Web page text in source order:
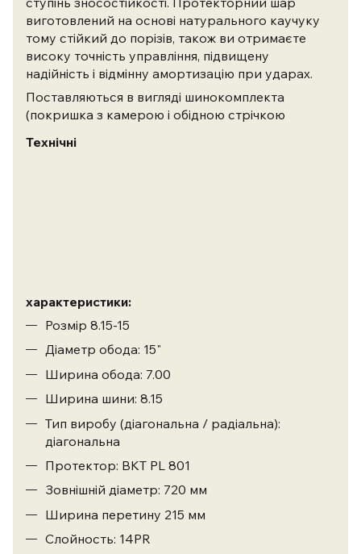
виготовлений на основі натурального каучуку
тому стійкий до порізів, також ви отримаєте
високу точність управління, підвищену
надійність і відмінну амортизацію при ударах.
Поставляються в вигляді шинокомплекта
(покришка з камерою і обідною стрічкою
Технічні
характеристики:
Розмір 8.15-15
Діаметр обода: 15"
Ширина обода: 7.00
Ширина шини: 8.15
Тип виробу (діагональна / радіальна):
діагональна
Протектор: BKT PL 801
Зовнішній діаметр: 720 мм
Ширина перетину 215 мм
Слойность: 14PR